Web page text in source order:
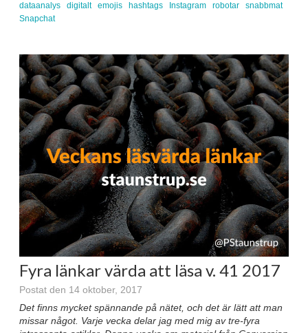
dataanalys
digitalt emojis hashtags Instagram robotar
snabbmat
Snapchat
Fyra länkar värda att läsa v. 41 2017
Postat den 14 oktober, 2017
Det finns mycket spännande på nätet, och det är lätt att man
missar något. Varje vecka delar jag med mig av tre-fyra